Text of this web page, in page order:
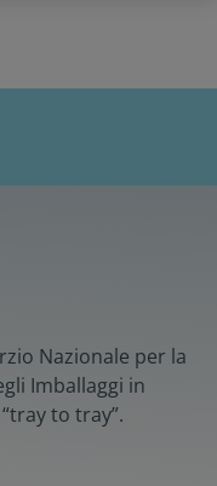
Nazionale per la
Imballaggi in
to tray”.